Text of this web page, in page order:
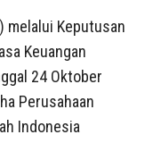
melalui Keputusan
Keuangan
24 Oktober
Perusahaan
Indonesia